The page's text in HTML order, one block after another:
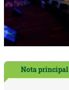
Nota principal